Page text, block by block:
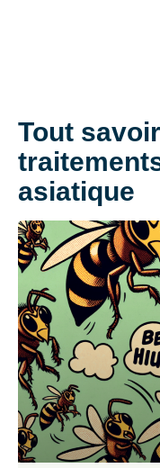
Tout
asiatique